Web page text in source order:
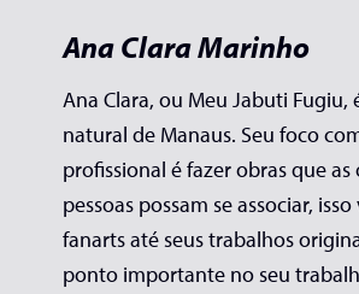
Ana Clara Marinho
Ana Clara, ou Meu Jabuti Fugiu,
natural de Manaus. Seu foco
profissional é fazer obras que as
pessoas possam se associar,
fanarts até seus trabalhos
ponto importante no seu